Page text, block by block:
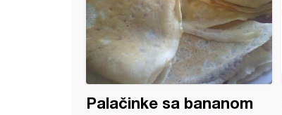
Palačinke sa bananom